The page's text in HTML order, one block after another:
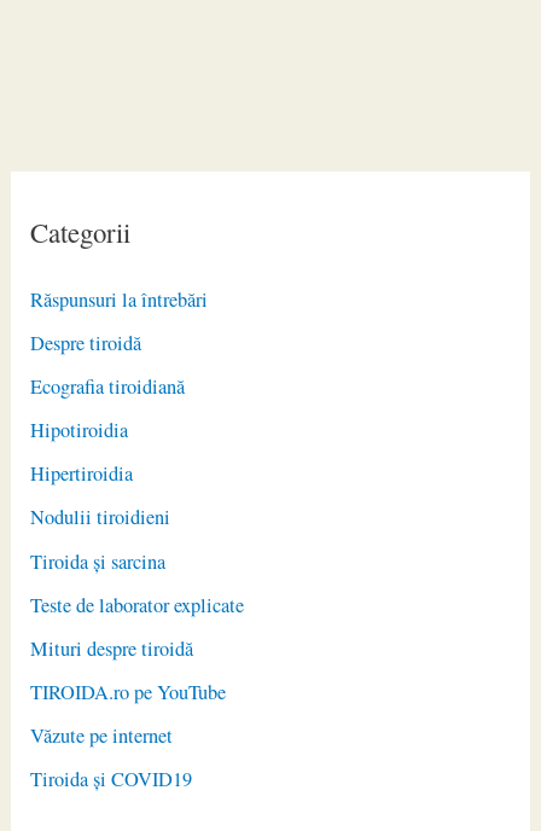
Categorii
Răspunsuri la întrebări
Despre tiroidă
Ecografia tiroidiană
Hipotiroidia
Hipertiroidia
Nodulii tiroidieni
Tiroida și sarcina
Teste de laborator explicate
Mituri despre tiroidă
TIROIDA.ro pe YouTube
Văzute pe internet
Tiroida și COVID19